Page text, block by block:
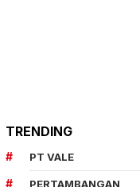
TRENDING
PT VALE
PERTAMBANGAN